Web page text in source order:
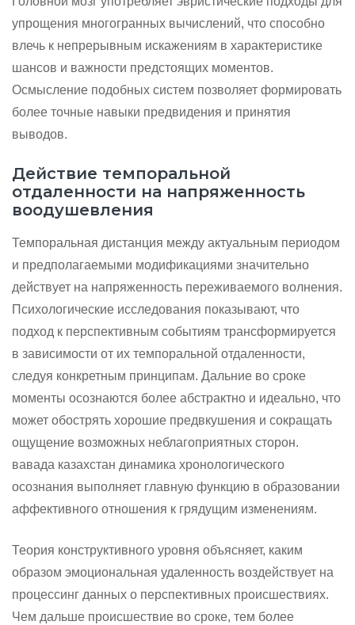
упрощения многогранных вычислений, что способно
влечь к непрерывным искажениям в характеристике
шансов и важности предстоящих моментов.
Осмысление подобных систем позволяет формировать
более точные навыки предвидения и принятия
выводов.
Действие темпоральной
отдаленности на напряженность
воодушевления
Темпоральная дистанция между актуальным периодом
и предполагаемыми модификациями значительно
действует на напряженность переживаемого волнения.
Психологические исследования показывают, что
подход к перспективным событиям трансформируется
в зависимости от их темпоральной отдаленности,
следуя конкретным принципам. Дальние во сроке
моменты осознаются более абстрактно и идеально, что
может обострять хорошие предвкушения и сокращать
ощущение возможных неблагоприятных сторон.
вавада казахстан динамика хронологического
осознания выполняет главную функцию в образовании
аффективного отношения к грядущим изменениям.
Теория конструктивного уровня объясняет, каким
образом эмоциональная удаленность воздействует на
процессинг данных о перспективных происшествиях.
Чем дальше происшествие во сроке, тем более